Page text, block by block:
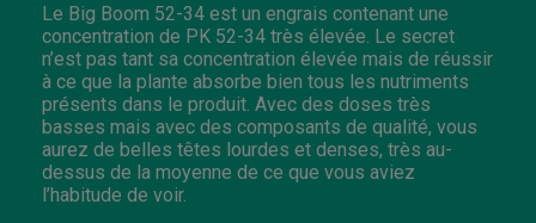
Le Big Boom 52-34 est un engrais contenant une
concentration de PK 52-34 très élevée. Le secret
n’est pas tant sa concentration élevée mais de réussir
à ce que la plante absorbe bien tous les nutriments
présents dans le produit. Avec des doses très
basses mais avec des composants de qualité, vous
aurez de belles têtes lourdes et denses, très au-
dessus de la moyenne de ce que vous aviez
l’habitude de voir.